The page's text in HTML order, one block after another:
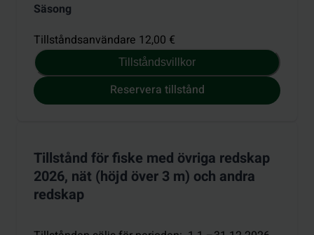
Säsong
Tillståndsanvändare 12,00 €
Tillståndsvillkor
Reservera tillstånd
Tillstånd för fiske med övriga redskap
2026, nät (höjd över 3 m) och andra
redskap